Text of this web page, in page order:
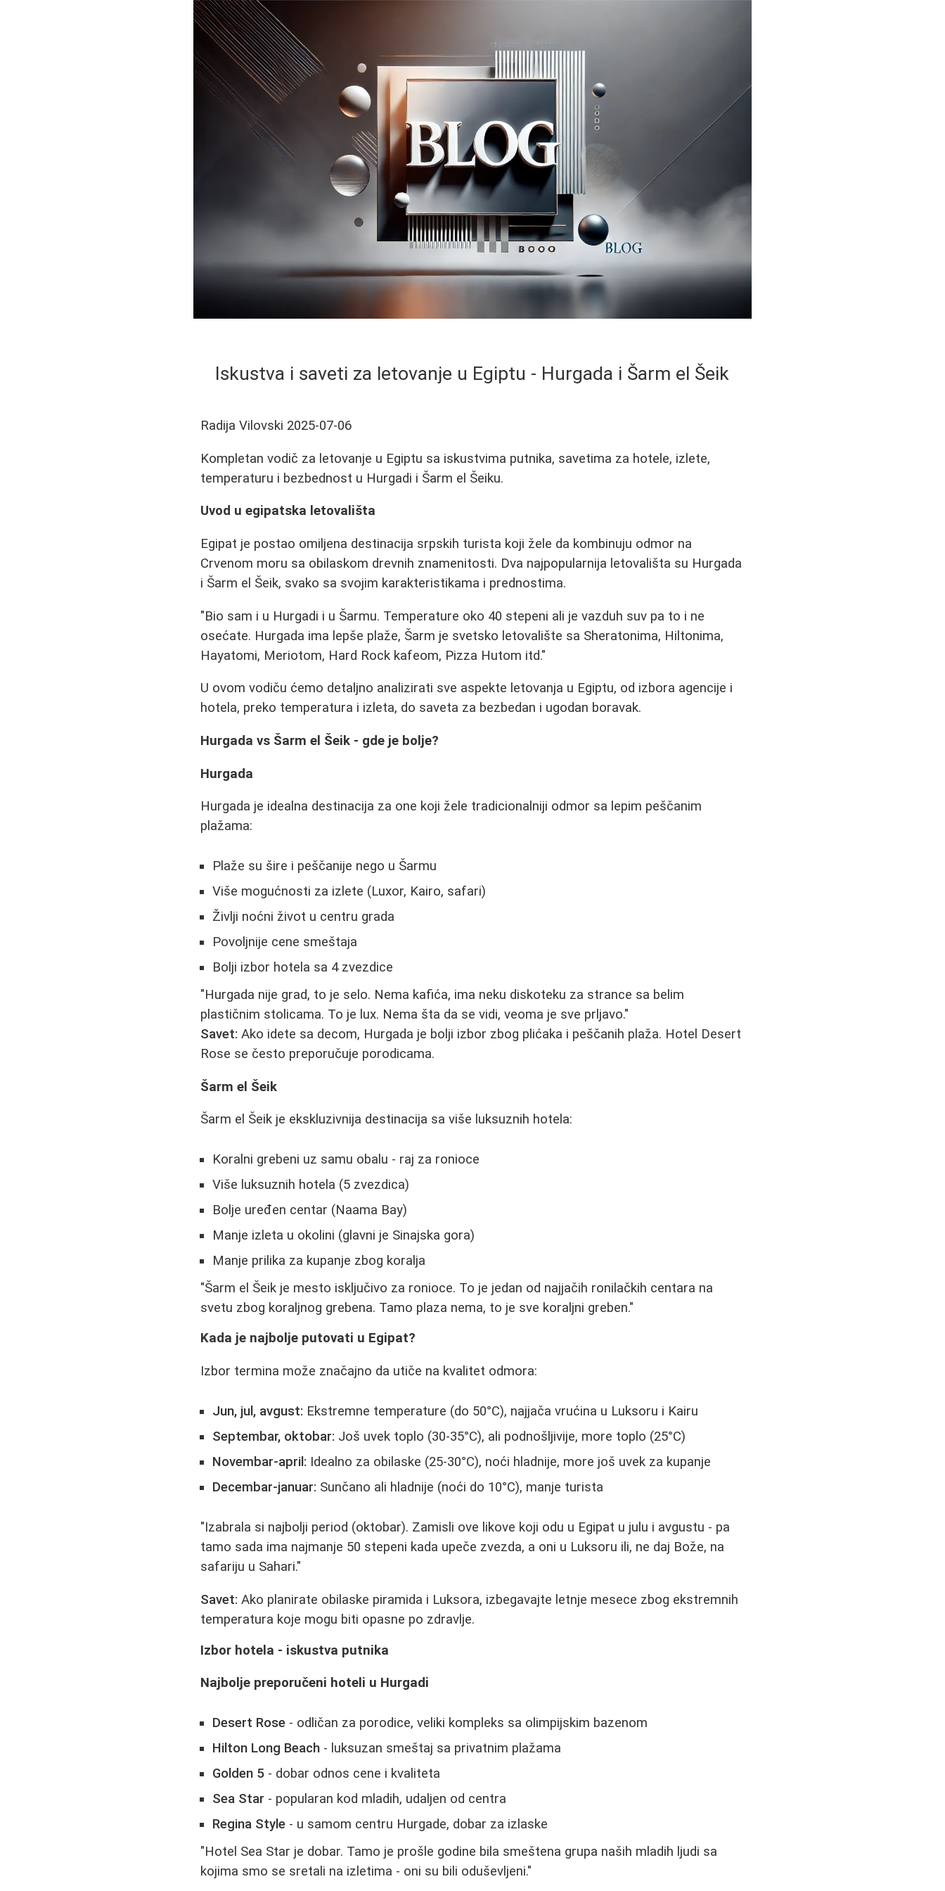
Iskustva i saveti za letovanje u Egiptu - Hurgada i Šarm el Šeik
Radija Vilovski 2025-07-06
Kompletan vodič za letovanje u Egiptu sa iskustvima putnika, savetima za hotele, izlete,
temperaturu i bezbednost u Hurgadi i Šarm el Šeiku.
Uvod u egipatska letovališta
Egipat je postao omiljena destinacija srpskih turista koji žele da kombinuju odmor na
Crvenom moru sa obilaskom drevnih znamenitosti. Dva najpopularnija letovališta su Hurgada
i Šarm el Šeik, svako sa svojim karakteristikama i prednostima.
"Bio sam i u Hurgadi i u Šarmu. Temperature oko 40 stepeni ali je vazduh suv pa to i ne
osećate. Hurgada ima lepše plaže, Šarm je svetsko letovalište sa Sheratonima, Hiltonima,
Hayatomi, Meriotom, Hard Rock kafeom, Pizza Hutom itd."
U ovom vodiču ćemo detaljno analizirati sve aspekte letovanja u Egiptu, od izbora agencije i
hotela, preko temperatura i izleta, do saveta za bezbedan i ugodan boravak.
Hurgada vs Šarm el Šeik - gde je bolje?
Hurgada
Hurgada je idealna destinacija za one koji žele tradicionalniji odmor sa lepim peščanim
plažama:
Plaže su šire i peščanije nego u Šarmu
Više mogućnosti za izlete (Luxor, Kairo, safari)
Življi noćni život u centru grada
Povoljnije cene smeštaja
Bolji izbor hotela sa 4 zvezdice
"Hurgada nije grad, to je selo. Nema kafića, ima neku diskoteku za strance sa belim
plastičnim stolicama. To je lux. Nema šta da se vidi, veoma je sve prljavo."
Savet: Ako idete sa decom, Hurgada je bolji izbor zbog plićaka i peščanih plaža. Hotel Desert
Rose se često preporučuje porodicama.
Šarm el Šeik
Šarm el Šeik je ekskluzivnija destinacija sa više luksuznih hotela:
Koralni grebeni uz samu obalu - raj za ronioce
Više luksuznih hotela (5 zvezdica)
Bolje uređen centar (Naama Bay)
Manje izleta u okolini (glavni je Sinajska gora)
Manje prilika za kupanje zbog koralja
"Šarm el Šeik je mesto isključivo za ronioce. To je jedan od najjačih ronilačkih centara na
svetu zbog koraljnog grebena. Tamo plaza nema, to je sve koraljni greben."
Kada je najbolje putovati u Egipat?
Izbor termina može značajno da utiče na kvalitet odmora:
Jun, jul, avgust: Ekstremne temperature (do 50°C), najjača vrućina u Luksoru i Kairu
Septembar, oktobar: Još uvek toplo (30-35°C), ali podnošljivije, more toplo (25°C)
Novembar-april: Idealno za obilaske (25-30°C), noći hladnije, more još uvek za kupanje
Decembar-januar: Sunčano ali hladnije (noći do 10°C), manje turista
"Izabrala si najbolji period (oktobar). Zamisli ove likove koji odu u Egipat u julu i avgustu - pa
tamo sada ima najmanje 50 stepeni kada upeče zvezda, a oni u Luksoru ili, ne daj Bože, na
safariju u Sahari."
Savet: Ako planirate obilaske piramida i Luksora, izbegavajte letnje mesece zbog ekstremnih
temperatura koje mogu biti opasne po zdravlje.
Izbor hotela - iskustva putnika
Najbolje preporučeni hoteli u Hurgadi
Desert Rose - odličan za porodice, veliki kompleks sa olimpijskim bazenom
Hilton Long Beach - luksuzan smeštaj sa privatnim plažama
Golden 5 - dobar odnos cene i kvaliteta
Sea Star - popularan kod mladih, udaljen od centra
Regina Style - u samom centru Hurgade, dobar za izlaske
"Hotel Sea Star je dobar. Tamo je prošle godine bila smeštena grupa naših mladih ljudi sa
kojima smo se sretali na izletima - oni su bili oduševljeni."